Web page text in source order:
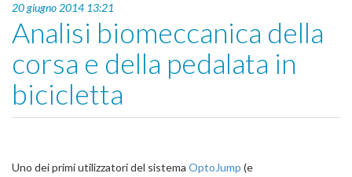
20 giugno 2014 13:21
Analisi biomeccanica della
corsa e della pedalata in
bicicletta
Uno dei primi utilizzatori del sistema OptoJump (e